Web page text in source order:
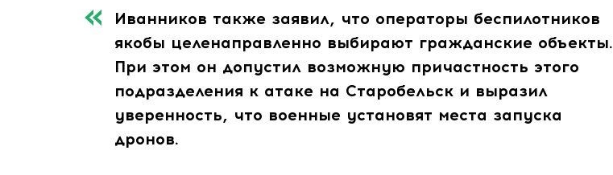
Иванников также заявил, что операторы беспилотников
якобы целенаправленно выбирают гражданские объекты.
При этом он допустил возможную причастность этого
подразделения к атаке на Старобельск и выразил
уверенность, что военные установят места запуска
дронов.